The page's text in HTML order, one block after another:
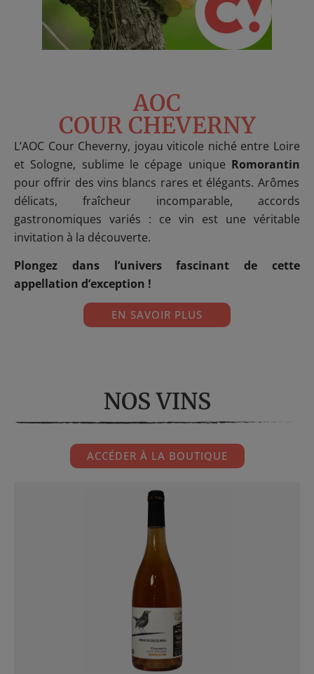
AOC
COUR CHEVERNY
L’AOC Cour Cheverny, joyau viticole niché entre Loire
et Sologne, sublime le cépage unique Romorantin
pour offrir des vins blancs rares et élégants. Arômes
délicats, fraîcheur incomparable, accords
gastronomiques variés : ce vin est une véritable
invitation à la découverte.
Plongez dans l’univers fascinant de cette
appellation d’exception !
EN SAVOIR PLUS
NOS VINS
ACCÉDER À LA BOUTIQUE